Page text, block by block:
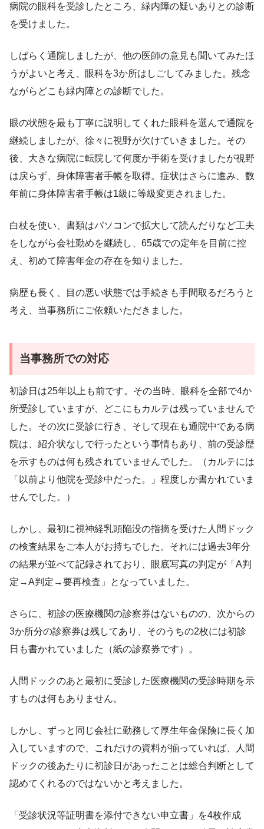
病院の眼科を受診したところ、緑内障の疑いありとの診断
を受けました。
しばらく通院しましたが、他の医師の意見も聞いてみたほ
うがよいと考え、眼科を3か所はしごしてみました。残念
ながらどこも緑内障との診断でした。
眼の状態を最も丁寧に説明してくれた眼科を選んで通院を
継続しましたが、徐々に視野が欠けていきました。その
後、大きな病院に転院して何度か手術を受けましたが視野
は戻らず、身体障害者手帳を取得。症状はさらに進み、数
年前に身体障害者手帳は1級に等級変更されました。
白杖を使い、書類はパソコンで拡大して読んだりなど工夫
をしながら会社勤めを継続し、65歳での定年を目前に控
え、初めて障害年金の存在を知りました。
病歴も長く、目の悪い状態では手続きも手間取るだろうと
考え、当事務所にご依頼いただきました。
当事務所での対応
初診日は25年以上も前です。その当時、眼科を全部で4か
所受診していますが、どこにもカルテは残っていませんで
した。その次に受診に行き、そして現在も通院中である病
院は、紹介状なしで行ったという事情もあり、前の受診歴
を示すものは何も残されていませんでした。（カルテには
「以前より他院を受診中だった。」程度しか書かれていま
せんでした。）
しかし、最初に視神経乳頭陥没の指摘を受けた人間ドック
の検査結果をご本人がお持ちでした。それには過去3年分
の結果が並べて記録されており、眼底写真の判定が「A判
定→A判定→要再検査」となっていました。
さらに、初診の医療機関の診察券はないものの、次からの
3か所分の診察券は残してあり、そのうちの2枚には初診
日も書かれていました（紙の診察券です）。
人間ドックのあと最初に受診した医療機関の受診時期を示
すものは何もありません。
しかし、ずっと同じ会社に勤務して厚生年金保険に長く加
入していますので、これだけの資料が揃っていれば、人間
ドックの後あたりに初診日があったことは総合判断として
認めてくれるのではないかと考えました。
「受診状況等証明書を添付できない申立書」を4枚作成